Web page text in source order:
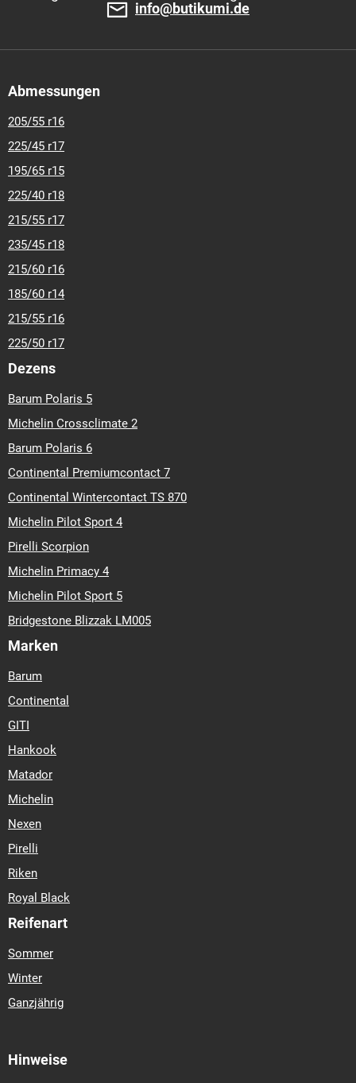
info@butikumi.de
Abmessungen
205/55 r16
225/45 r17
195/65 r15
225/40 r18
215/55 r17
235/45 r18
215/60 r16
185/60 r14
215/55 r16
225/50 r17
Dezens
Barum Polaris 5
Michelin Crossclimate 2
Barum Polaris 6
Continental Premiumcontact 7
Continental Wintercontact TS 870
Michelin Pilot Sport 4
Pirelli Scorpion
Michelin Primacy 4
Michelin Pilot Sport 5
Bridgestone Blizzak LM005
Marken
Barum
Continental
GITI
Hankook
Matador
Michelin
Nexen
Pirelli
Riken
Royal Black
Reifenart
Sommer
Winter
Ganzjährig
Hinweise